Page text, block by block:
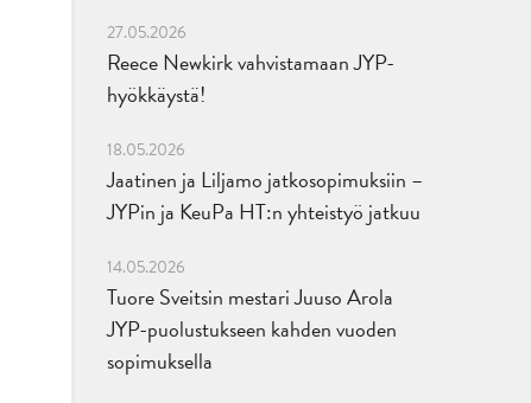
27.05.2026
Reece Newkirk vahvistamaan JYP-
hyökkäystä!
18.05.2026
Jaatinen ja Liljamo jatkosopimuksiin –
JYPin ja KeuPa HT:n yhteistyö jatkuu
14.05.2026
Tuore Sveitsin mestari Juuso Arola
JYP-puolustukseen kahden vuoden
sopimuksella